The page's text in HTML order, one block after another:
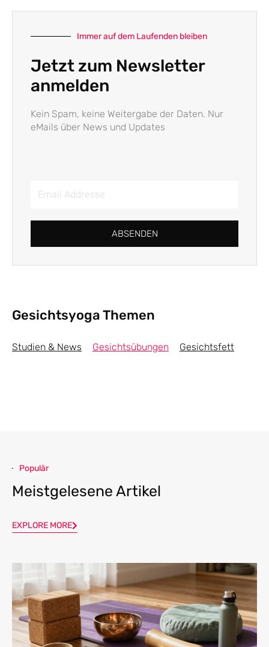
Immer auf dem Laufenden bleiben
Jetzt zum Newsletter
anmelden
Kein Spam, keine Weitergabe der Daten. Nur
eMails über News und Updates
Addresse
ABSENDEN
Gesichtsyoga Themen
Studien & News Gesichtsübungen Gesichtsfett
Populär
Meistgelesene Artikel
EXPLORE MORE